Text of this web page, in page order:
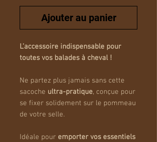
Ajouter au panier
L’accessoire indispensable pour
toutes vos balades à cheval !
Ne partez plus jamais sans cette
sacoche ultra-pratique, conçue pour
se fixer solidement sur le pommeau
de votre selle.
Idéale pour emporter vos essentiels